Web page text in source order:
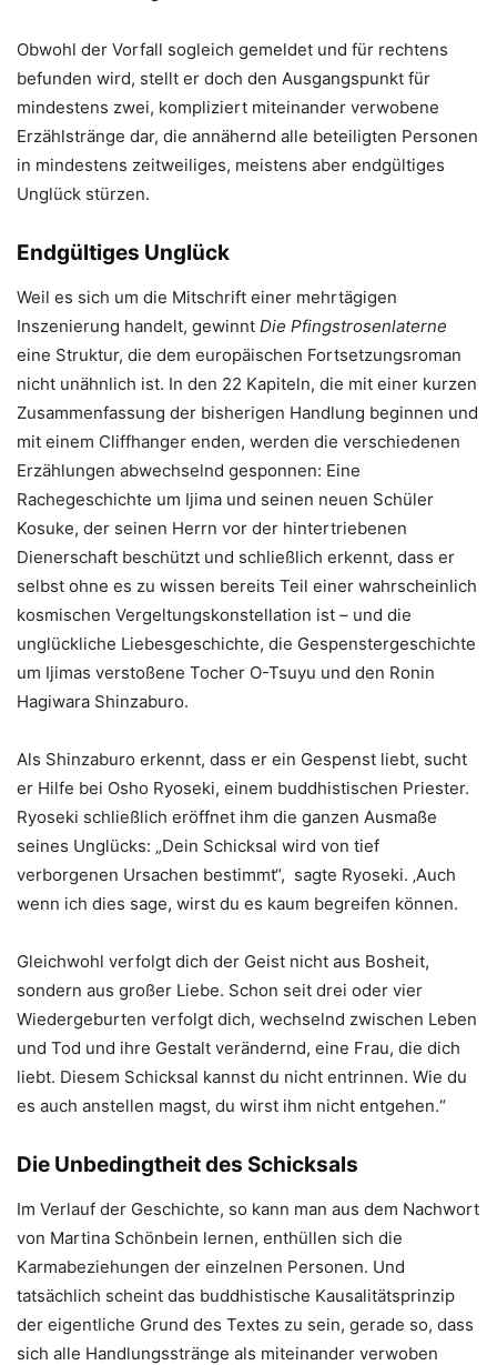
Obwohl der Vorfall sogleich gemeldet und für rechtens
befunden wird, stellt er doch den Ausgangspunkt für
mindestens zwei, kompliziert miteinander verwobene
Erzählstränge dar, die annähernd alle beteiligten Personen
in mindestens zeitweiliges, meistens aber endgültiges
Unglück stürzen.
Endgültiges Unglück
Weil es sich um die Mitschrift einer mehrtägigen
Inszenierung handelt, gewinnt Die Pfingstrosenlaterne
eine Struktur, die dem europäischen Fortsetzungsroman
nicht unähnlich ist. In den 22 Kapiteln, die mit einer kurzen
Zusammenfassung der bisherigen Handlung beginnen und
mit einem Cliffhanger enden, werden die verschiedenen
Erzählungen abwechselnd gesponnen: Eine
Rachegeschichte um Ijima und seinen neuen Schüler
Kosuke, der seinen Herrn vor der hintertriebenen
Dienerschaft beschützt und schließlich erkennt, dass er
selbst ohne es zu wissen bereits Teil einer wahrscheinlich
kosmischen Vergeltungskonstellation ist – und die
unglückliche Liebesgeschichte, die Gespenstergeschichte
um Ijimas verstoßene Tocher O-Tsuyu und den Ronin
Hagiwara Shinzaburo.
Als Shinzaburo erkennt, dass er ein Gespenst liebt, sucht
er Hilfe bei Osho Ryoseki, einem buddhistischen Priester.
Ryoseki schließlich eröffnet ihm die ganzen Ausmaße
seines Unglücks: „Dein Schicksal wird von tief
verborgenen Ursachen bestimmt“, sagte Ryoseki. ‚Auch
wenn ich dies sage, wirst du es kaum begreifen können.
Gleichwohl verfolgt dich der Geist nicht aus Bosheit,
sondern aus großer Liebe. Schon seit drei oder vier
Wiedergeburten verfolgt dich, wechselnd zwischen Leben
und Tod und ihre Gestalt verändernd, eine Frau, die dich
liebt. Diesem Schicksal kannst du nicht entrinnen. Wie du
es auch anstellen magst, du wirst ihm nicht entgehen.“
Die Unbedingtheit des Schicksals
Im Verlauf der Geschichte, so kann man aus dem Nachwort
von Martina Schönbein lernen, enthüllen sich die
Karmabeziehungen der einzelnen Personen. Und
tatsächlich scheint das buddhistische Kausalitätsprinzip
der eigentliche Grund des Textes zu sein, gerade so, dass
sich alle Handlungsstränge als miteinander verwoben